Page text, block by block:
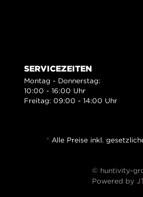
SERVICEZEITEN
Montag - Donnerstag:
10:00 - 16:00 Uhr
Freitag: 09:00 - 14:00 Uhr
* Alle Preise inkl.
© huntivity-
Powered by